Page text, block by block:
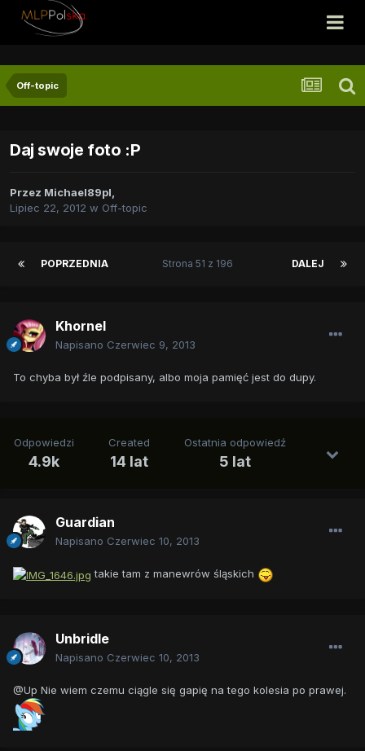
Off-topic
Daj swoje foto :P
Przez Michael89pl,
Lipiec 22, 2012 w Off-topic
POPRZEDNIA DALEJ
Strona 51 z 196
Khornel
Napisano Czerwiec 9, 2013
To chyba był źle podpisany, albo moja pamięć jest do dupy.
Odpowiedzi
4.9k
Created
14 lat
Ostatnia odpowiedź
5 lat
Guardian
Napisano Czerwiec 10, 2013
takie tam z manewrów śląskich
Unbridle
Napisano Czerwiec 10, 2013
@Up Nie wiem czemu ciągle się gapię na tego kolesia po prawej.